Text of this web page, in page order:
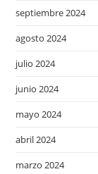
septiembre 2024
agosto 2024
julio 2024
junio 2024
mayo 2024
abril 2024
marzo 2024